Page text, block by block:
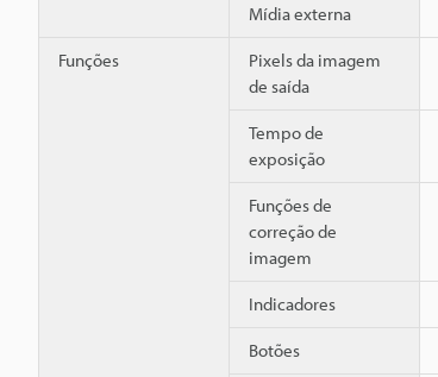
Mídia externa
Funções
Pixels da imagem
de saída
Tempo de
exposição
Funções de
correção de
imagem
Indicadores
Botões